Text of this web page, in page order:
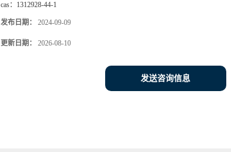
cas： 1312928-44-1
发布日期： 2024-09-09
更新日期： 2026-08-10
发送咨询信息